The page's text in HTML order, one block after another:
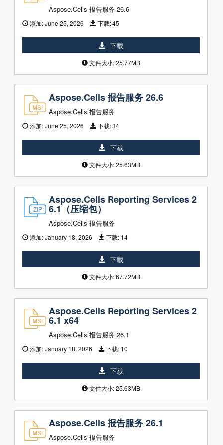
Aspose.Cells 报告服务 26.6
添加:June 25, 2026 下载:45
下载
文件大小: 25.77MB
Aspose.Cells 报告服务 26.6
Aspose.Cells 报告服务
添加:June 25, 2026 下载:34
下载
文件大小: 25.63MB
Aspose.Cells Reporting Services 2
6.1（压缩包）
Aspose.Cells 报告服务
添加:January 18, 2026 下载: 14
下载
文件大小: 67.72MB
Aspose.Cells Reporting Services 2
6.1 x64
Aspose.Cells 报告服务 26.1
添加:January 18, 2026 下载: 10
下载
文件大小: 25.63MB
Aspose.Cells 报告服务 26.1
Aspose.Cells 报告服务